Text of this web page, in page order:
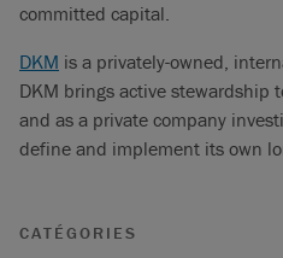
committed capital.
DKM is a privately-owned,
DKM brings active stewardship
and as a private company
define and implement its own
CATÉGORIES